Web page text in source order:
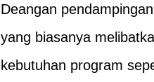
Deangan
yang biasanya
kebutuhan program